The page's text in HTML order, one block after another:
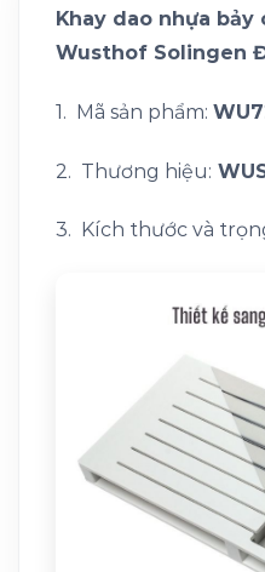
Khay dao nhựa bảy
Wusthof Solingen
1. Mã sản phẩm:
2. Thương hiệu:
3. Kích thước và